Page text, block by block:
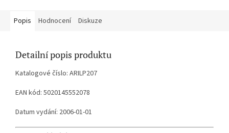
Popis Hodnocení Diskuze
Detailní popis produktu
Katalogové číslo: ARILP207
EAN kód: 5020145552078
Datum vydání: 2006-01-01